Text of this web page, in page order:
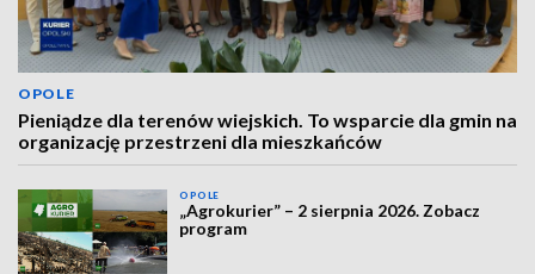
OPOLE
Pieniądze dla terenów wiejskich. To wsparcie dla gmin na
organizację przestrzeni dla mieszkańców
OPOLE
„Agrokurier” – 2 sierpnia 2026. Zobacz
program